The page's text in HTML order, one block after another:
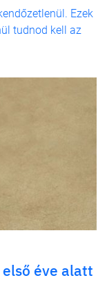
Ezek
tudnod kell az
éve alatt